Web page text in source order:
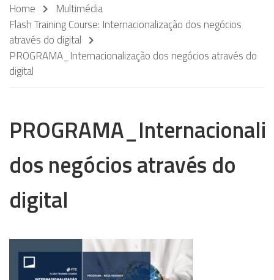
Home
Multimédia
Flash Training Course: Internacionalização dos negócios
através do digital
PROGRAMA_Internacionalização dos negócios através do
digital
dos negócios através do
digital